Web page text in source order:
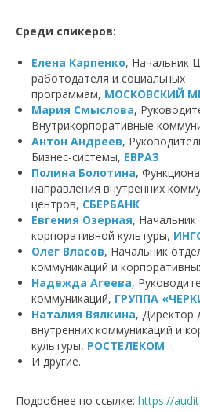
Среди спикеров:
Елена Карпенко, Начальник
работодателя и социальных
программам, МОСКОВСКИЙ
Мария Смыслова,
Внутрикорпоративные
Антон Андреев,
Бизнес-системы, ЕВРАЗ
Полина Болотина,
направления внутренних
центров, СБЕРБАНК
Евгения Озерная, Начальник
корпоративной культуры,
Олег Власов, Начальник
коммуникаций и
Надежда Агеева,
коммуникаций, ГРУППА
Наталия Вялкина, Директор
внутренних коммуникаций и
культуры, РОСТЕЛЕКОМ
И другие.
Подробнее по ссылке: https://